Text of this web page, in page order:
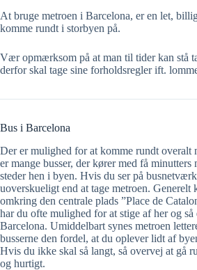
At bruge metroen i Barcelona, er en let,
komme rundt i storbyen på.
Vær opmærksom på at man til tider kan stå
derfor skal tage sine forholdsregler ift.
Bus i Barcelona
Der er mulighed for at komme rundt overalt
er mange busser, der kører med få
steder hen i byen. Hvis du ser på
uoverskueligt end at tage metroen. Generelt
omkring den centrale plads ”Place de
har du ofte mulighed for at stige af her og
Barcelona. Umiddelbart synes metroen
busserne den fordel, at du oplever lidt af
Hvis du ikke skal så langt, så overvej at gå
og hurtigt.